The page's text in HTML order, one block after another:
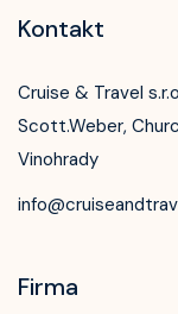
Kontakt
Cruise & Travel
Scott.Weber,
Vinohrady
Firma